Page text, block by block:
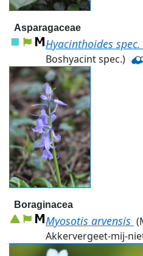
Asparagaceae
Hyacinthoides spec.
Boshyacint spec.)
Boraginacea
Myosotis arvensis
Akkervergeet-mij-